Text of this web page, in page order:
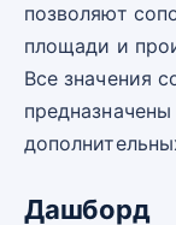
позволяют
площади и
Все значения
Дашборд